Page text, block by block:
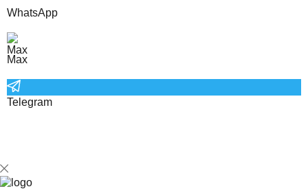
WhatsApp
Max
Telegram